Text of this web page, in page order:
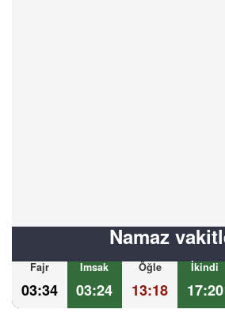
Namaz
Fajr
03:34
Imsak
03:24
Öğle
13:18
İkindi
17:20